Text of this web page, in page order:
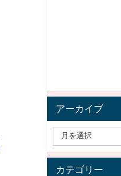
アーカイブ
カテゴリー